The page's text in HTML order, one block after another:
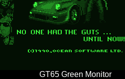
GT65 Green Monitor